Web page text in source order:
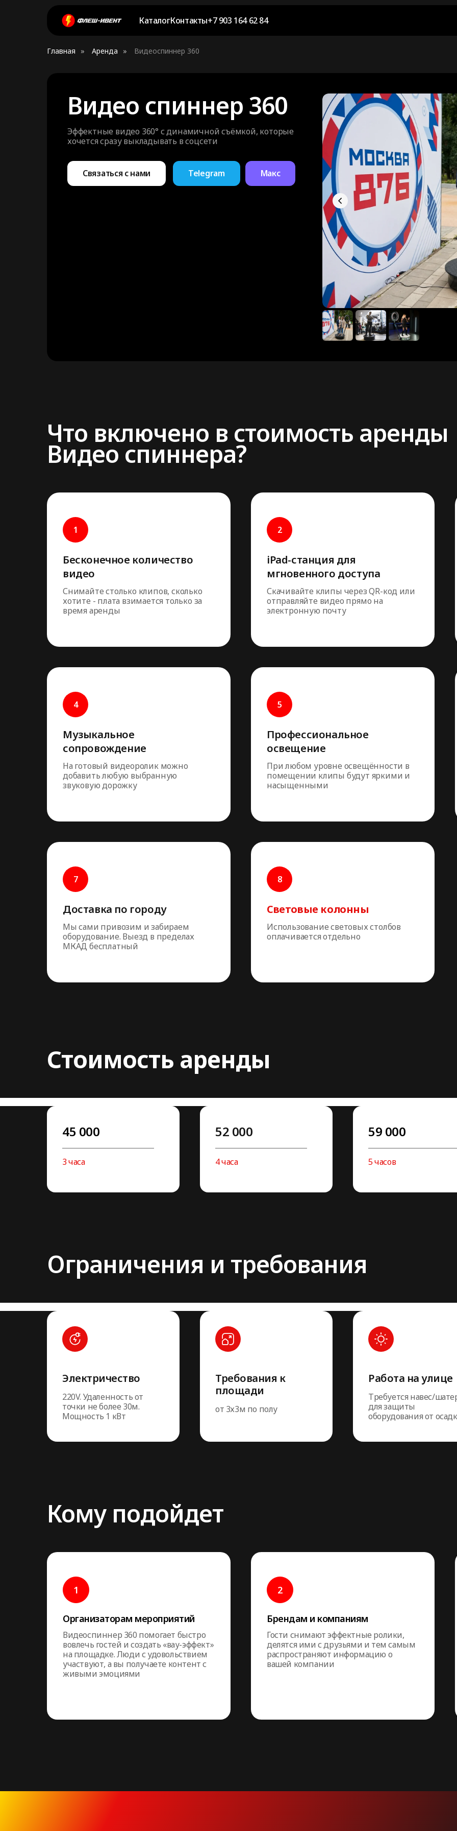
КаталогКонтакты+7 903 164 62 84
Главная » Аренда » Видеоспиннер 360
Видео спиннер 360
Эффектные видео 360° с динамичной съёмкой, которые
хочется сразу выкладывать в соцсети
Связаться с нами Telegram Макс
Что включено в стоимость аренды
Видео спиннера?
Бесконечное количество
видео
Снимайте столько клипов, сколько
хотите - плата взимается только за
время аренды
iPad-станция для
мгновенного доступа
Скачивайте клипы через QR-код или
отправляйте видео прямо на
электронную почту
Музыкальное
сопровождение
На готовый видеоролик можно
добавить любую выбранную
звуковую дорожку
Профессиональное
освещение
При любом уровне освещённости в
помещении клипы будут яркими и
насыщенными
Доставка по городу
Мы сами привозим и забираем
оборудование. Выезд в пределах
МКАД бесплатный
Световые колонны
Использование световых столбов
оплачивается отдельно
Стоимость аренды
45 000
3 часа
52 000
4 часа
59 000
5 часов
Ограничения и требования
Электричество
220V. Удаленность от
точки не более 30м.
Мощность 1 кВт
Требования к
площади
от 3х3м по полу
Работа на улице
Требуется навес/
для защиты
оборудования от
Кому подойдет
Организаторам мероприятий
Видеоспиннер 360 помогает быстро
вовлечь гостей и создать «вау-эффект»
на площадке. Люди с удовольствием
участвуют, а вы получаете контент с
живыми эмоциями
Брендам и компаниям
Гости снимают эффектные ролики,
делятся ими с друзьями и тем самым
распространяют информацию о
вашей компании